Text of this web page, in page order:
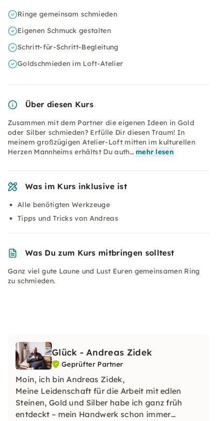
Ringe gemeinsam schmieden
Eigenen Schmuck gestalten
Schritt-für-Schritt-Begleitung
Goldschmieden im Loft-Atelier
Über diesen Kurs
Zusammen mit dem Partner die eigenen Ideen in Gold
oder Silber schmieden? Erfülle Dir diesen Traum! In
meinem großzügigen Atelier-Loft mitten im kulturellen
Herzen Mannheims erhältst Du auth… mehr lesen
Was im Kurs inklusive ist
Alle benötigten Werkzeuge
Tipps und Tricks von Andreas
Was Du zum Kurs mitbringen solltest
Ganz viel gute Laune und Lust Euren gemeinsamen Ring
zu schmieden.
Glück - Andreas Zidek
Geprüfter Partner
Moin, ich bin Andreas Zidek,
Meine Leidenschaft für die Arbeit mit edlen
Steinen, Gold und Silber habe ich ganz früh
entdeckt – mein Handwerk schon immer